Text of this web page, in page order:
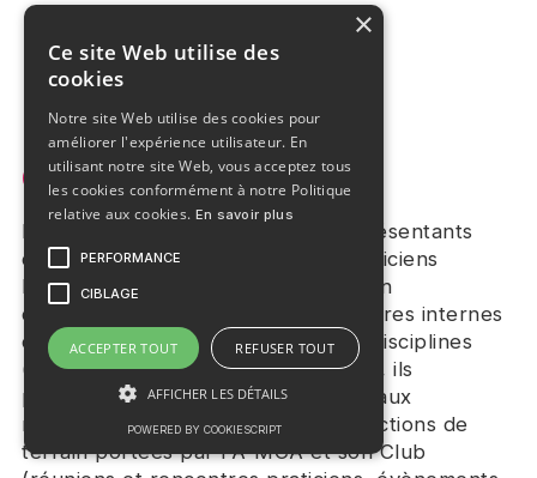
Collégiale
La collégiale est composée de représentants
d'organisations praticiens et de praticiens
hautement qualifiés impliqués au sein
d'organisations de praticiens. Membres internes
de l'A-MCA et issus de différentes disciplines
(sports, sophrologie, réflexologie...), ils
participent tout au long de l'année aux
réflexions professionnelles et aux actions de
terrain portées par l'A-MCA et son Club
×
Ce site Web utilise des
cookies
Notre site Web utilise des cookies pour
améliorer l'expérience utilisateur. En
utilisant notre site Web, vous acceptez tous
les cookies conformément à notre Politique
relative aux cookies. En savoir plus
PERFORMANCE
CIBLAGE
ACCEPTER TOUT REFUSER TOUT
AFFICHER LES DÉTAILS
POWERED BY COOKIESCRIPT